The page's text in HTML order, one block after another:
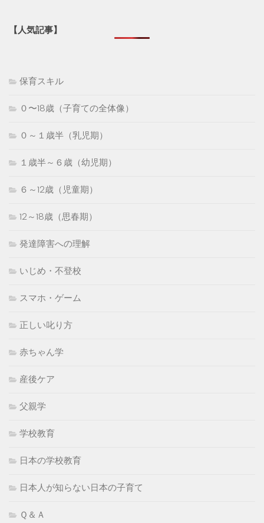
【人気記事】
保育スキル
０〜18歳（子育ての全体像）
０～１歳半（乳児期）
１歳半～６歳（幼児期）
６～12歳（児童期）
12～18歳（思春期）
発達障害への理解
いじめ・不登校
スマホ・ゲーム
正しい叱り方
赤ちゃん学
産後ケア
父親学
学校教育
日本の学校教育
日本人が知らない日本の子育て
Ｑ＆Ａ